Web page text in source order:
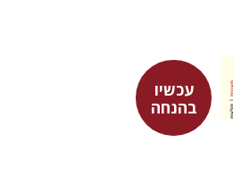
עכשיו
בהנחהפרנצ'סקו פטררקה
גור זק